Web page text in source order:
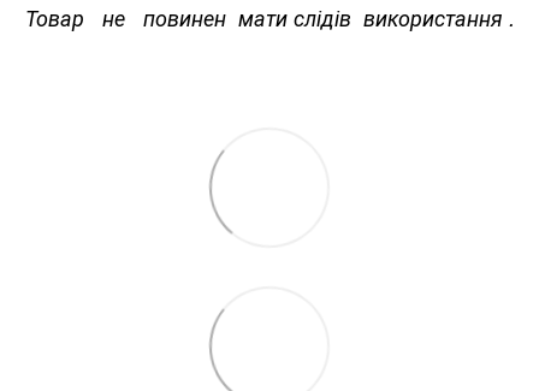
Товар не повинен мати слідів використання .